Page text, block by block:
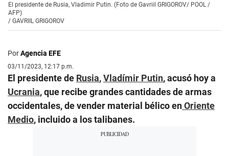
El presidente de Rusia, Vladimir Putin. (Foto de Gavriil GRIGOROV/ POOL /
AFP)
/ GAVRIIL GRIGOROV
PorAgencia EFE
03/11/2023, 12:17 p.m.
El presidente de Rusia,Vladímir Putin, acusó hoy a
Ucrania, que recibe grandes cantidades de armas
occidentales, de vender material bélico enOriente
Medio, incluido a los talibanes.